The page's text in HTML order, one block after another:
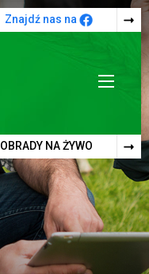
Znajdź nas na
OBRADY NA ŻYWO